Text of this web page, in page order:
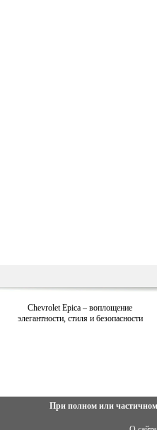
Chevrolet Epica – воплощение
элегантности, стиля и безопасности
При полном или частичном